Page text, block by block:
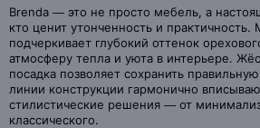
Brenda — это не просто мебель, а
кто ценит утонченность и практичность.
подчеркивает глубокий оттенок
атмосферу тепла и уюта в интерьере.
посадка позволяет сохранить
линии конструкции гармонично
стилистические решения — от
классического.